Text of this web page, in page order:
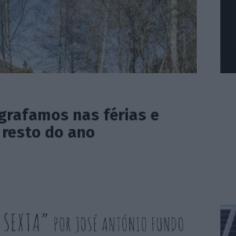
nas férias e
do ano